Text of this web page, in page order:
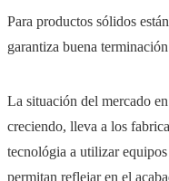
Para productos sólidos
garantiza buena
La situación del mercado
creciendo, lleva a los
tecnológia a utilizar
permitan reflejar en el